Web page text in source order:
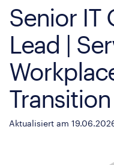
Senior IT
Lead |
Aktualisiert am